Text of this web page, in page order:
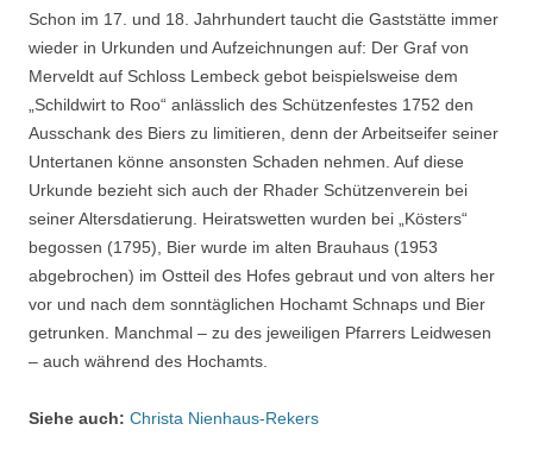
Schon im 17. und 18. Jahrhundert taucht die Gaststätte immer
wieder in Urkunden und Aufzeichnungen auf: Der Graf von
Merveldt auf Schloss Lembeck gebot beispielsweise dem
„Schildwirt to Roo“ anlässlich des Schützenfestes 1752 den
Ausschank des Biers zu limitieren, denn der Arbeitseifer seiner
Untertanen könne ansonsten Schaden nehmen. Auf diese
Urkunde bezieht sich auch der Rhader Schützenverein bei
seiner Altersdatierung. Heiratswetten wurden bei „Kösters“
begossen (1795), Bier wurde im alten Brauhaus (1953
abgebrochen) im Ostteil des Hofes gebraut und von alters her
vor und nach dem sonntäglichen Hochamt Schnaps und Bier
getrunken. Manchmal – zu des jeweiligen Pfarrers Leidwesen
– auch während des Hochamts.
Siehe auch: Christa Nienhaus-Rekers